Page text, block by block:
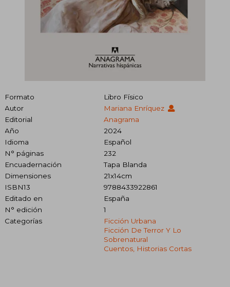
Formato
Libro Físico
Autor
Mariana Enríquez
Editorial
Anagrama
Año
2024
Idioma
Español
N° páginas
232
Encuadernación
Tapa Blanda
Dimensiones
21x14cm
ISBN13
9788433922861
Editado en
España
N° edición
1
Categorías
Ficción Urbana
Ficción De Terror Y Lo
Sobrenatural
Cuentos, Historias Cortas